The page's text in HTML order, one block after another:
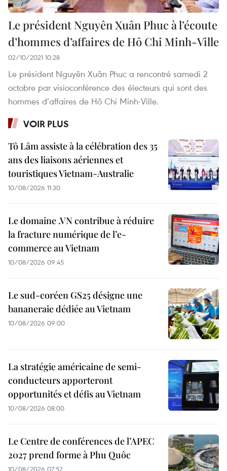
Le président Nguyên Xuân Phuc à l’écoute
d’hommes d’affaires de Hô Chi Minh-Ville
02/10/2021 10:28
Le président Nguyên Xuân Phuc a rencontré samedi 2
octobre par visioconférence des électeurs qui sont des
hommes d’affaires de Hô Chi Minh-Ville.
VOIR PLUS
Tô Lâm assiste à la célébration des 35
ans des liaisons aériennes et
touristiques Vietnam-Australie
10/08/2026 11:30
Le domaine .VN contribue à réduire
la fracture numérique de l’e-
commerce au Vietnam
10/08/2026 09:45
Le sud-coréen GS25 désigne une
bananeraie dédiée au Vietnam
10/08/2026 09:00
La stratégie américaine de semi-
conducteurs apporteront
opportunités et défis au Vietnam
10/08/2026 08:00
Le Centre de conférences de l’APEC
2027 prend forme à Phu Quôc
10/08/2026 07:52